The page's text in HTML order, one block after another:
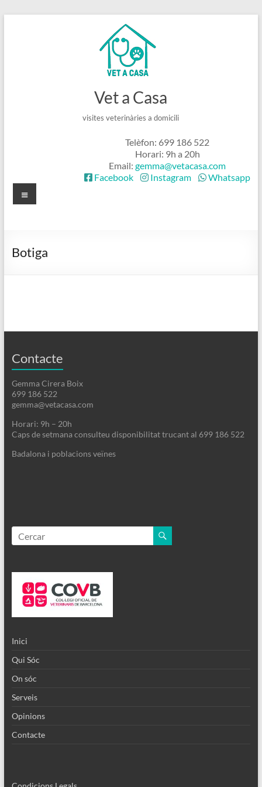
Vet a Casa
visites veterinàries a domicili
Telèfon: 699 186 522
Horari: 9h a 20h
Email:gemma@vetacasa.com
Facebook
Instagram Whatsapp
Menú
Botiga
Contacte
Gemma Cirera Boix
699 186 522
gemma@vetacasa.com
Horari: 9h – 20h
Caps de setmana consulteu disponibilitat trucant al 699 186 522
Badalona i poblacions veïnes
Inici
Qui Sóc
On sóc
Serveis
Opinions
Contacte